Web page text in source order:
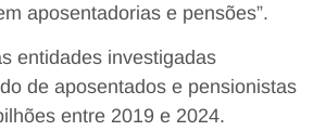
aposentadorias e pensões”.
entidades investigadas
de aposentados e pensionistas
entre 2019 e 2024.